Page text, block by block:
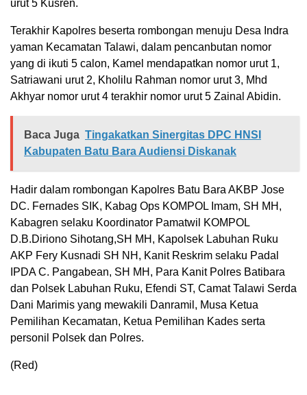
urut 5 Kusren.
Terakhir Kapolres beserta rombongan menuju Desa Indra
yaman Kecamatan Talawi, dalam pencanbutan nomor
yang di ikuti 5 calon, Kamel mendapatkan nomor urut 1,
Satriawani urut 2, Kholilu Rahman nomor urut 3, Mhd
Akhyar nomor urut 4 terakhir nomor urut 5 Zainal Abidin.
Baca Juga Tingakatkan Sinergitas DPC HNSI
Kabupaten Batu Bara Audiensi Diskanak
Hadir dalam rombongan Kapolres Batu Bara AKBP Jose
DC. Fernades SIK, Kabag Ops KOMPOL Imam, SH MH,
Kabagren selaku Koordinator Pamatwil KOMPOL
D.B.Diriono Sihotang,SH MH, Kapolsek Labuhan Ruku
AKP Fery Kusnadi SH NH, Kanit Reskrim selaku Padal
IPDA C. Pangabean, SH MH, Para Kanit Polres Batibara
dan Polsek Labuhan Ruku, Efendi ST, Camat Talawi Serda
Dani Marimis yang mewakili Danramil, Musa Ketua
Pemilihan Kecamatan, Ketua Pemilihan Kades serta
personil Polsek dan Polres.
(Red)